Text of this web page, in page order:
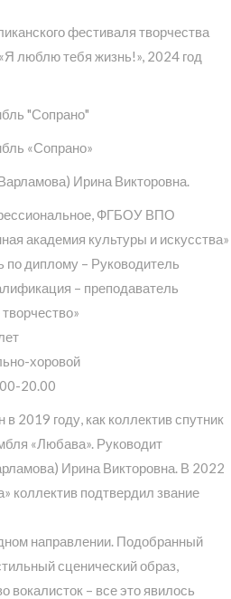
фестиваля творчества
люблю тебя жизнь!», 2024 год
"Сопрано"
«Сопрано»
Ирина Викторовна.
ФГБОУ ВПО
академия культуры и искусства»
по диплому – Руководитель
– преподаватель
хоровой
20.00
2019 году, как коллектив спутник
«Любава». Руководит
Ирина Викторовна. В 2022
коллектив подтвердил звание
направлении. Подобранный
сценический образ,
вокалисток – все это явилось